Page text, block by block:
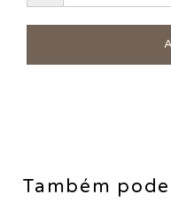
Também